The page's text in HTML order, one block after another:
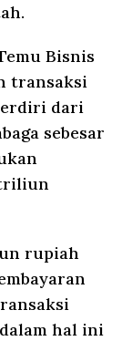
Bisnis
transaksi
dari
sebesar
triliun
rupiah
hal ini